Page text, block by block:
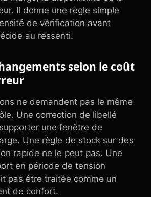
Il donne une règle simple
de vérification avant
au ressenti.
selon le coût
ne demandent pas le même
Une correction de libellé
une fenêtre de
Une règle de stock sur des
rapide ne le peut pas. Une
en période de tension
pas être traitée comme un
de confort.